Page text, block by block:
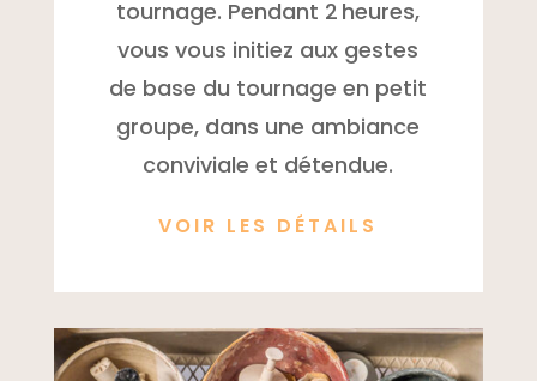
tournage. Pendant 2 heures,
vous vous initiez aux gestes
de base du tournage en petit
groupe, dans une ambiance
conviviale et détendue.
VOIR LES DÉTAILS